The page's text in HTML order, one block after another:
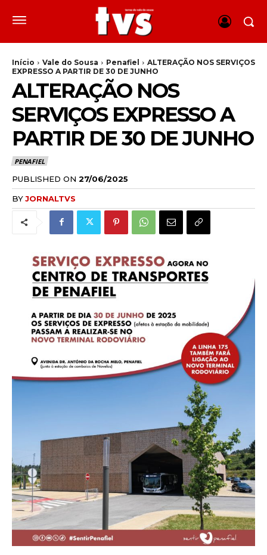
Início Vale do Sousa Penafiel
ALTERAÇÃO NOS SERVIÇOS
EXPRESSO A PARTIR DE 30 DE JUNHO
ALTERAÇÃO NOS
SERVIÇOS EXPRESSO A
PARTIR DE 30 DE JUNHO
PENAFIEL
PUBLISHED ON 27/06/2025
BYJORNALTVS